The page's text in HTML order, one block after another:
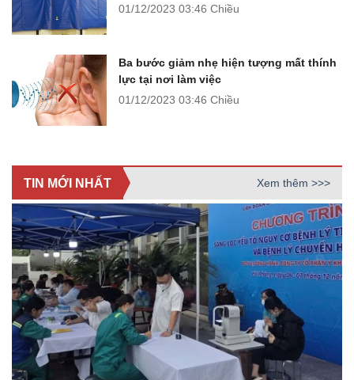
01/12/2023 03:46 Chiều
Ba bước giảm nhẹ hiện tượng mất thính
lực tại nơi làm việc
01/12/2023 03:46 Chiều
TIN MỚI NHẤT Xem thêm >>>